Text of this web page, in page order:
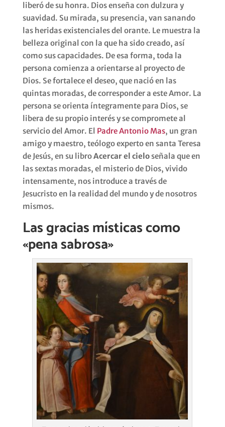
liberó de su honra. Dios enseña con dulzura y
suavidad. Su mirada, su presencia, van sanando
las heridas existenciales del orante. Le muestra la
belleza original con la que ha sido creado, así
como sus capacidades. De esa forma, toda la
persona comienza a orientarse al proyecto de
Dios. Se fortalece el deseo, que nació en las
quintas moradas, de corresponder a este Amor. La
persona se orienta íntegramente para Dios, se
libera de su propio interés y se compromete al
servicio del Amor. El Padre Antonio Mas, un gran
amigo y maestro, teólogo experto en santa Teresa
de Jesús, en su libroAcercar el cieloseñala que en
las sextas moradas, el misterio de Dios, vivido
intensamente, nos introduce a través de
Jesucristo en la realidad del mundo y de nosotros
mismos.
Las gracias místicas como
«pena sabrosa»